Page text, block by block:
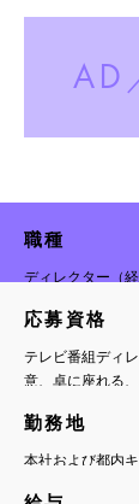
AD
​職種
ディレクター（経
​応募資格
テレビ番組ディ
意、卓に座れる
​勤務地
本社および都内